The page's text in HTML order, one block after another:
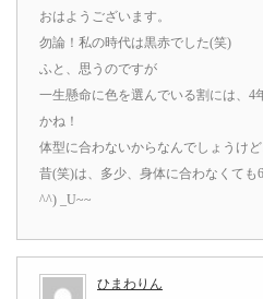
おはようございます。
勿論！私の時代は黒赤でした(笑)
ふと、思うのですが
一生懸命に色を選んでいる割には、4
かね！
体型に合わないからなんでしょうけ
昔(笑)は、多少、身体に合わなくて
^^) _U~~
ひまわりん